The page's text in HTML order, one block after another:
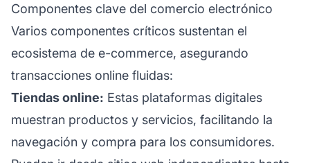
Componentes clave del comercio electrónico
Varios componentes críticos sustentan el
ecosistema de e-commerce, asegurando
transacciones online fluidas:
Tiendas online: Estas plataformas digitales
muestran productos y servicios, facilitando la
navegación y compra para los consumidores.